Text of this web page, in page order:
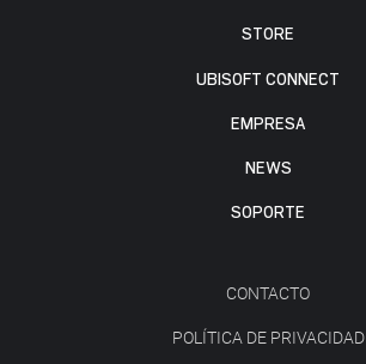
STORE
UBISOFT CONNECT
EMPRESA
NEWS
SOPORTE
CONTACTO
POLÍTICA DE PRIVACIDAD